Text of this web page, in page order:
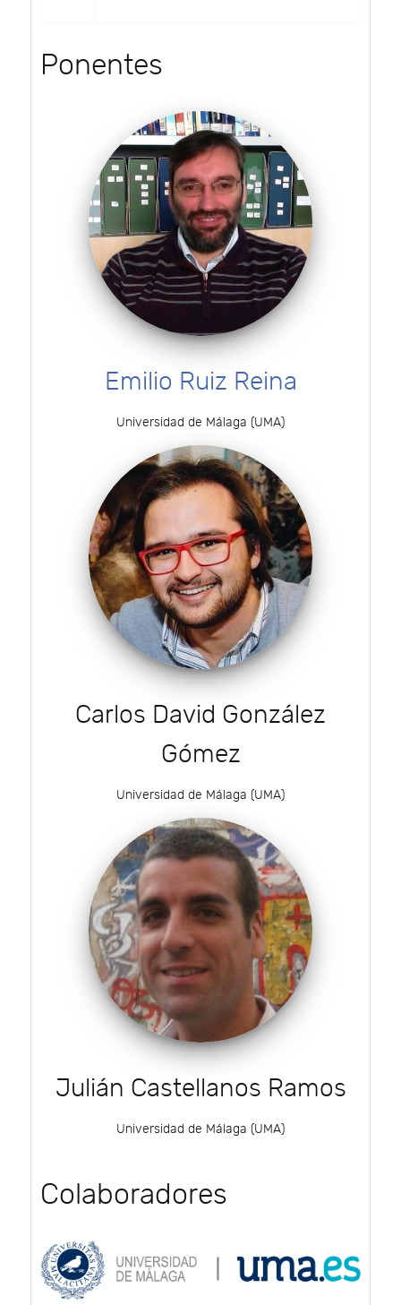
Ponentes
Emilio Ruiz Reina
Universidad de Málaga (UMA)
Carlos David González
Gómez
Universidad de Málaga (UMA)
Julián Castellanos Ramos
Universidad de Málaga (UMA)
Colaboradores